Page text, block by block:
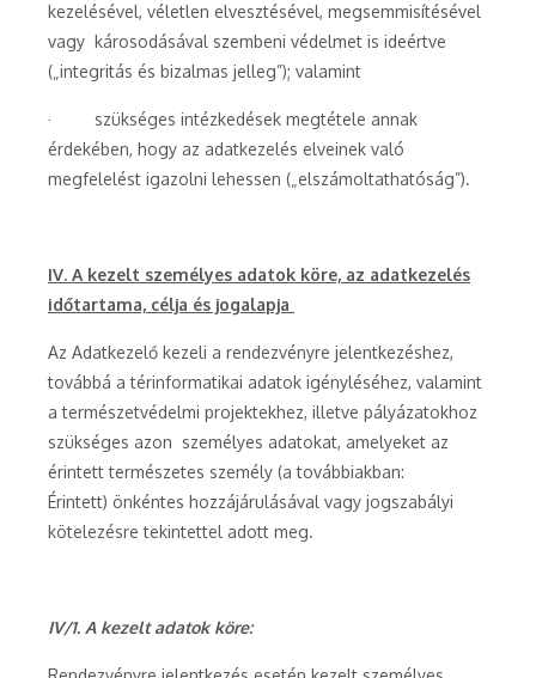
kezelésével, véletlen elvesztésével, megsemmisítésével
vagy károsodásával szembeni védelmet is ideértve
(„integritás és bizalmas jelleg”); valamint
· szükséges intézkedések megtétele annak
érdekében, hogy az adatkezelés elveinek való
megfelelést igazolni lehessen („elszámoltathatóság”).
IV. A kezelt személyes adatok köre, az adatkezelés
időtartama, célja és jogalapja
Az Adatkezelő kezeli a rendezvényre jelentkezéshez,
továbbá a térinformatikai adatok igényléséhez, valamint
a természetvédelmi projektekhez, illetve pályázatokhoz
szükséges azon személyes adatokat, amelyeket az
érintett természetes személy (a továbbiakban:
Érintett) önkéntes hozzájárulásával vagy jogszabályi
kötelezésre tekintettel adott meg.
IV/1. A kezelt adatok köre: